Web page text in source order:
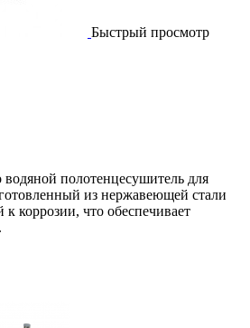
Быстрый просмотр
полотенцесушитель для
из нержавеющей стали
коррозии, что обеспечивает